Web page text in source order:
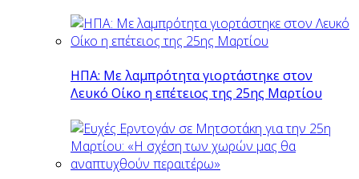
ΗΠΑ: Με λαμπρότητα γιορτάστηκε στον
Λευκό Οίκο η επέτειος της 25ης Μαρτίου